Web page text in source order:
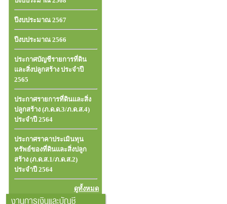
ปีงบประมาณ 2567
ปีงบประมาณ 2566
ประกาศบัญชีรายการที่ดิน
และสิ่งปลูกสร้าง ประจำปี
2565
ประกาศรายการที่ดินและสิ่ง
ปลูกสร้าง (ภ.ด.ด.3/ภ.ด.ส.4)
ประจำปี 2564
ประกาศราคาประเมินทุน
ทรัพย์ของที่ดินและสิ่งปลูก
สร้าง (ภ.ด.ส.1/ภ.ด.ส.2)
ประจำปี 2564
ดูทั้งหมด